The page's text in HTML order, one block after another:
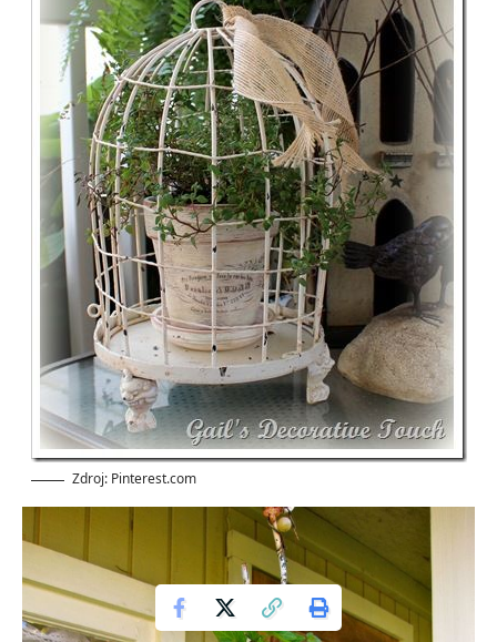
Zdroj: Pinterest.com